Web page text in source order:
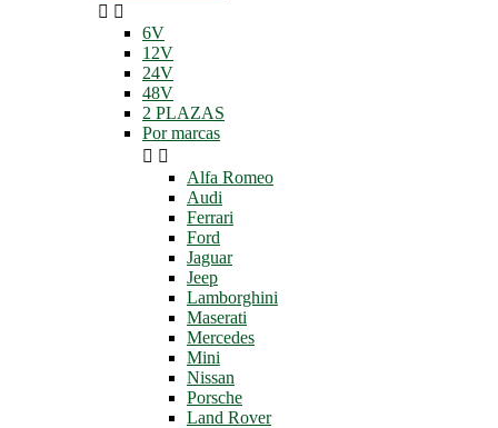
 
6V
12V
24V
48V
2 PLAZAS
Por marcas
 
Alfa Romeo
Audi
Ferrari
Ford
Jaguar
Jeep
Lamborghini
Maserati
Mercedes
Mini
Nissan
Porsche
Land Rover